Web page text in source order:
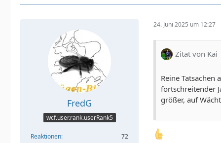
FredG
wcf.user.rank.userRank5
Reaktionen
72
24. Juni 2025 um 12:27
Zitat von Kai
Reine Tatsachen
fortschreitender
größer, auf